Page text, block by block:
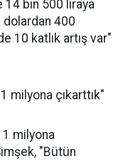
14 bin 500 liraya
dolardan 400
10 katlık artış var"
milyona çıkarttık"
milyona
"Bütün